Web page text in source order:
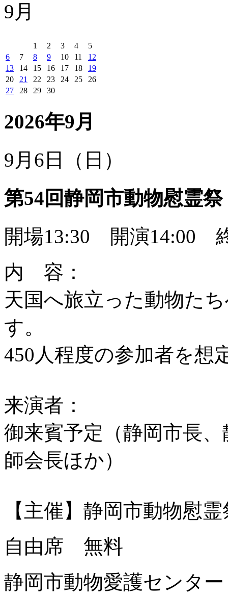
9月
1 2 3 4
5
6
7 8 9 10 11
12
13
14 15 16 17 18
19
20
21 22 23 24 25
26
27
28 29 30
2026年9月
9月6日（日）
第54回静岡市動物慰霊祭
開場13:30 開演14:00
内 容：
天国へ旅立った動物た
す。
450人程度の参加者を想
来演者：
御来賓予定（静岡市長
師会長ほか）
【主催】静岡市動物慰
自由席 無料
静岡市動物愛護センタ